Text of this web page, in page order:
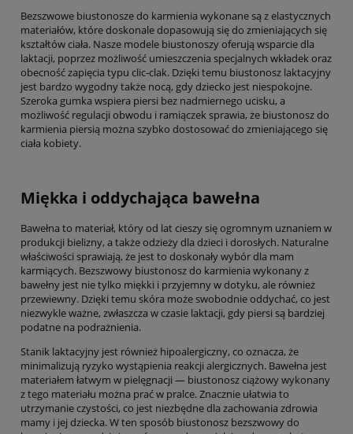
Bezszwowe biustonosze do karmienia wykonane są z elastycznych
materiałów, które doskonale dopasowują się do zmieniających się
kształtów ciała. Nasze modele biustonoszy oferują wsparcie dla
laktacji, poprzez możliwość umieszczenia specjalnych wkładek oraz
obecność zapięcia typu clic-clak. Dzięki temu biustonosz laktacyjny
jest bardzo wygodny także nocą, gdy dziecko jest niespokojne.
Szeroka gumka wspiera piersi bez nadmiernego ucisku, a
możliwość regulacji obwodu i ramiączek sprawia, że biustonosz do
karmienia piersią można szybko dostosować do zmieniającego się
ciała kobiety.
Miękka i oddychająca bawełna
Bawełna to materiał, który od lat cieszy się ogromnym uznaniem w
produkcji bielizny, a także odzieży dla dzieci i dorosłych. Naturalne
właściwości sprawiają, że jest to doskonały wybór dla mam
karmiących. Bezszwowy biustonosz do karmienia wykonany z
bawełny jest nie tylko miękki i przyjemny w dotyku, ale również
przewiewny. Dzięki temu skóra może swobodnie oddychać, co jest
niezwykle ważne, zwłaszcza w czasie laktacji, gdy piersi są bardziej
podatne na podrażnienia.
Stanik laktacyjny jest również hipoalergiczny, co oznacza, że
minimalizują ryzyko wystąpienia reakcji alergicznych. Bawełna jest
materiałem łatwym w pielęgnacji — biustonosz ciążowy wykonany
z tego materiału można prać w pralce. Znacznie ułatwia to
utrzymanie czystości, co jest niezbędne dla zachowania zdrowia
mamy i jej dziecka. W ten sposób biustonosz bezszwowy do